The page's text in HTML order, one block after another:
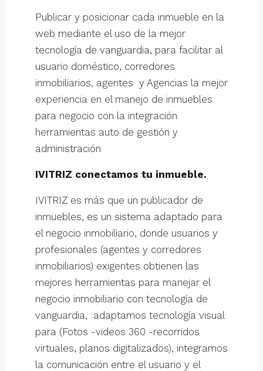
Publicar y posicionar cada inmueble en la
web mediante el uso de la mejor
tecnología de vanguardia, para facilitar al
usuario doméstico, corredores
inmobiliarios, agentes y Agencias la mejor
experiencia en el manejo de inmuebles
para negocio con la integración
herramientas auto de gestión y
administración
IVITRIZ conectamos tu inmueble.
IVITRIZ es más que un publicador de
inmuebles, es un sistema adaptado para
el negocio inmobiliario, donde usuarios y
profesionales (agentes y corredores
inmobiliarios) exigentes obtienen las
mejores herramientas para manejar el
negocio inmobiliario con tecnología de
vanguardia, adaptamos tecnología visual
para (Fotos -videos 360 -recorridos
virtuales, planos digitalizados), integramos
la comunicación entre el usuario y el